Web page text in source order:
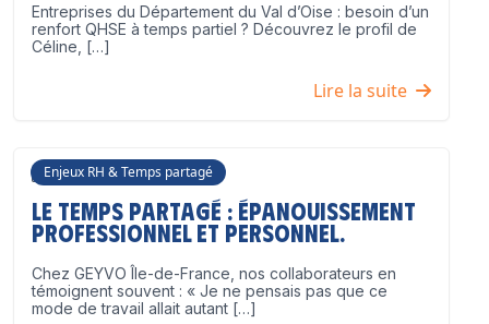
Entreprises du Département du Val d’Oise : besoin d’un
renfort QHSE à temps partiel ? Découvrez le profil de
Céline, […]
Lire la suite
Enjeux RH & Temps partagé
17 juillet 2025 Geyvo
Le temps partagé : épanouissement
professionnel ET personnel.
Chez GEYVO Île-de-France, nos collaborateurs en
témoignent souvent : « Je ne pensais pas que ce
mode de travail allait autant […]